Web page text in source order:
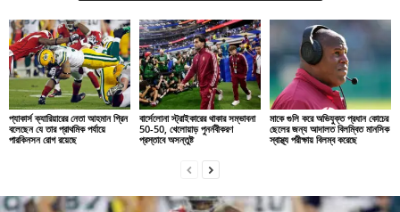
প্যাকার্স ক্যারিয়ারের নেতা আহমান গ্রিন
বলেছেন যে তার প্রাথমিক পর্যায়ে
পারকিনসন রোগ রয়েছে
বার্সেলোনা স্ট্রাইকারের থাকার সম্ভাবনা
50-50, খেলোয়াড় পুনর্নবীকরণ
প্রস্তাবে অসন্তুষ্ট
মাকে গুলি করে অভিযুক্ত প্রধান কোচের
ছেলের জন্য আদালত বিলম্বিত মানসিক
স্বাস্থ্য পরীক্ষায় বিলম্ব করেছে